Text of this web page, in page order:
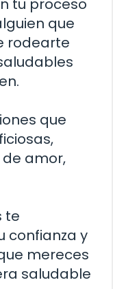
tu proceso
que
rodearte
que
amor,
te
confianza y
mereces
saludable